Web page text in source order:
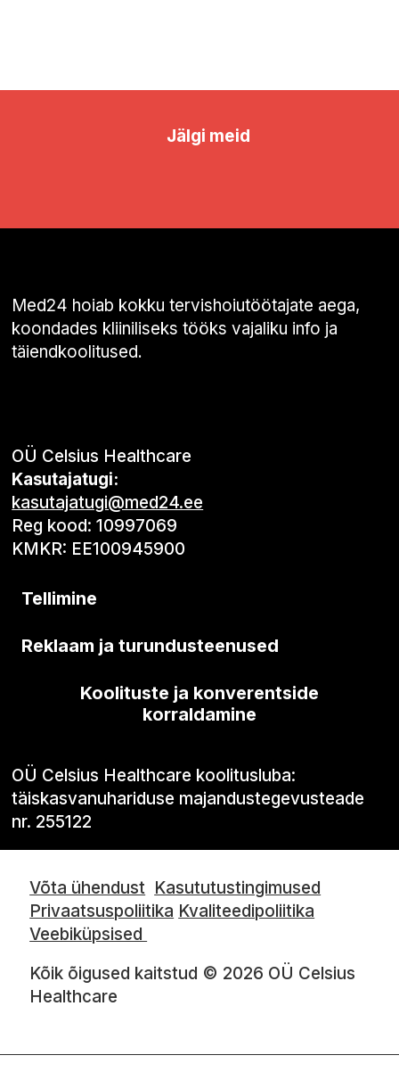
Jälgi meid
Med24 hoiab kokku tervishoiutöötajate aega,
koondades kliiniliseks tööks vajaliku info ja
täiendkoolitused.
OÜ Celsius Healthcare
Kasutajatugi:
kasutajatugi@med24.ee
Reg kood: 10997069
KMKR: EE100945900
Tellimine
Reklaam ja turundusteenused
Koolituste ja konverentside
korraldamine
OÜ Celsius Healthcare koolitusluba:
täiskasvanuhariduse majandustegevusteade
nr. 255122
Võta ühendust Kasututustingimused
Privaatsuspoliitika Kvaliteedipoliitika
Veebiküpsised
Kõik õigused kaitstud © 2026 OÜ Celsius
Healthcare